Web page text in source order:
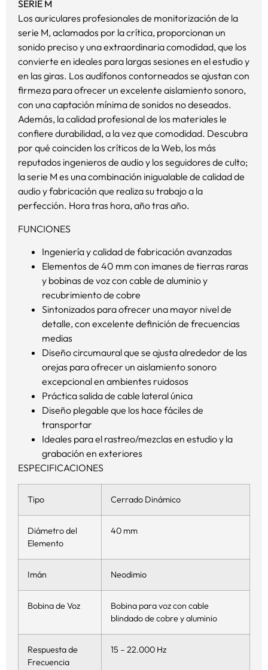
SERIE M
Los auriculares profesionales de monitorización de la
serie M, aclamados por la crítica, proporcionan un
sonido preciso y una extraordinaria comodidad, que los
convierte en ideales para largas sesiones en el estudio y
en las giras. Los audífonos contorneados se ajustan con
firmeza para ofrecer un excelente aislamiento sonoro,
con una captación mínima de sonidos no deseados.
Además, la calidad profesional de los materiales le
confiere durabilidad, a la vez que comodidad. Descubra
por qué coinciden los críticos de la Web, los más
reputados ingenieros de audio y los seguidores de culto;
la serie M es una combinación inigualable de calidad de
audio y fabricación que realiza su trabajo a la
perfección. Hora tras hora, año tras año.
FUNCIONES
Ingeniería y calidad de fabricación avanzadas
Elementos de 40 mm con imanes de tierras raras
y bobinas de voz con cable de aluminio y
recubrimiento de cobre
Sintonizados para ofrecer una mayor nivel de
detalle, con excelente definición de frecuencias
medias
Diseño circumaural que se ajusta alrededor de las
orejas para ofrecer un aislamiento sonoro
excepcional en ambientes ruidosos
Práctica salida de cable lateral única
Diseño plegable que los hace fáciles de
transportar
Ideales para el rastreo/mezclas en estudio y la
grabación en exteriores
ESPECIFICACIONES
Tipo Cerrado Dinámico
Diámetro del
Elemento
40 mm
Imán Neodimio
Bobina de Voz
Bobina para voz con cable
blindado de cobre y aluminio
Respuesta de
Frecuencia
15 – 22.000 Hz